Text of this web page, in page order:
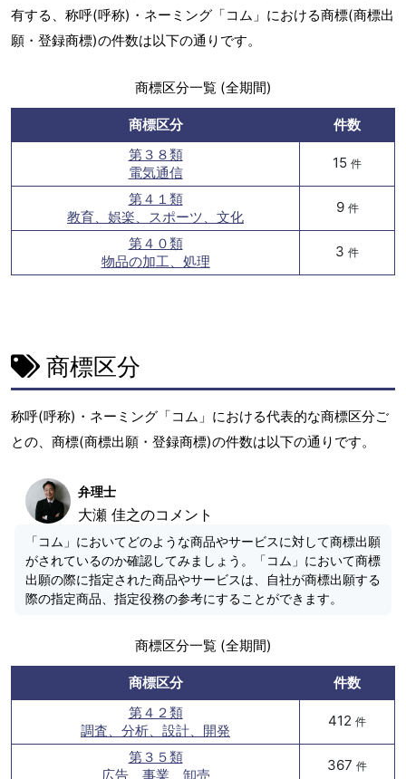
有する、称呼(呼称)・ネーミング「コム」における商標(商標出
願・登録商標)の件数は以下の通りです。
商標区分一覧 (全期間)
商標区分
件数
第３８類
電気通信
15 件
第４１類
教育、娯楽、スポーツ、文化
9 件
第４０類
物品の加工、処理
3 件
商標区分
称呼(呼称)・ネーミング「コム」における代表的な商標区分ご
との、商標(商標出願・登録商標)の件数は以下の通りです。
弁理士
大瀬 佳之のコメント
「コム」においてどのような商品やサービスに対して商標出願
がされているのか確認してみましょう。「コム」において商標
出願の際に指定された商品やサービスは、自社が商標出願する
際の指定商品、指定役務の参考にすることができます。
商標区分一覧 (全期間)
商標区分
件数
第４２類
調査、分析、設計、開発
412 件
第３５類
広告、事業、卸売
367 件